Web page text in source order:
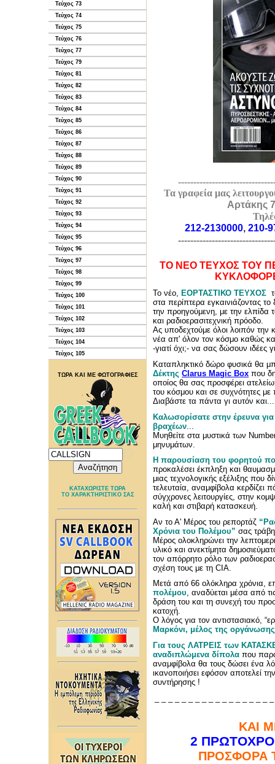
Τεύχος 73
Τεύχος 74
Τεύχος 75
Τεύχος 76
Τεύχος 77
Τεύχος 79
Τεύχος 81
Τεύχος 82
Τεύχος 83
Τεύχος 84
Τεύχος 85
Τεύχος 86
Τεύχος 87
Τεύχος 88
Τεύχος 89
Τεύχος 90
Τεύχος 91
Τεύχος 92
Τεύχος 93
Τεύχος 94
Τεύχος 95
Τεύχος 96
Τεύχος 97
Τεύχος 98
Τεύχος 99
Τεύχος 100
Τεύχος 101
Τεύχος 102
Τεύχος 103
Τεύχος 104
Τεύχος 105
ΤΩΡΑ ΚΑΙ ΜΕ ΦΩΤΟΓΡΑΦΙΕΣ
ΚΑΤΑΧΩΡΙΣΤΕ ΤΩΡΑ
ΤΟ ΧΑΡΑΚΤΗΡΙΣΤΙΚΟ ΣΑΣ
Τα γραφεία μας
Αρτάκης
212-2130000, 210-
ΤΟ ΝΕΟ ΤΕΥΧΟΣ ΤΟΥ
Το νέο, ΕΟΡΤΑΣΤΙΚΟ ΤΕΥΧΟΣ
στα περίπτερα εγκαινιάζοντας
την προηγούμενη, με την ελπίδα
και ραδιοερασιτεχνική πρόοδο.
Ας υποδεχτούμε όλοι λοιπόν την
νέα απ' όλον τον κόσμο καθώς
-γιατί όχι;- να σας δώσουν ιδέες
Καταπληκτικό δώρο φυσικά θα
Δέκτης Clarus Magic Box που
οποίος θα σας προσφέρει
του κόσμου και σε συχνότητες με
Διαβάστε τα πάντα γι αυτόν
Καλωσορίσατε στην έρευνα
βραχέων
Μυηθείτε στα μυστικά των
μηνυμάτων.
Η παρουσίαση του φορητού
προκαλέσει έκπληξη και
μιας τεχνολογικής εξέλιξης που
τελευταία, αναμφίβολα κερδίζει
σύγχρονες λειτουργίες, στην
καλή και στιβαρή κατασκευή.
Αν το Α' Μέρος του ρεπορτάζ
Χρόνια του Πολέμου” σας
Μέρος ολοκληρώνει την
υλικό και ανεκτίμητα
τον απόρρητο ρόλο των
σχέση τους με τη CIA.
Μετά από 66 ολόκληρα χρόνια,
πολέμου, αναδύεται μέσα από
δράση του και τη συνεχή του
κατοχή.
Ο λόγος για τον αντιστασιακό,
Μαρκόνι, μέλος της
Για τους ΛΑΤΡΕΙΣ των
αναδιπλώμενα δίπολα που
αναμφίβολα θα τους δώσει ένα
ικανοποιήσει εφόσον αποτελεί
συντήρησης !
ΚΑΙ
2
ΠΡΟΣΦΟΡΑ